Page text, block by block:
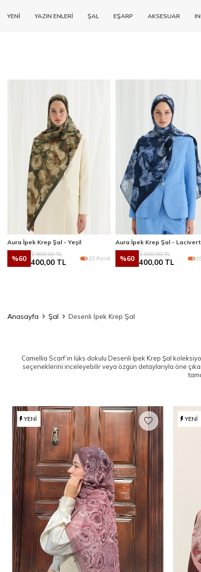
YENİ YAZIN ENLERİ ŞAL EŞARP AKSESUAR
Aura İpek Krep Şal - Yeşil
%60
1.000,00TL
400,00TL 15 Renk
Aura İpek Krep Şal - Lacivert
%60
1.000,00TL
400,00TL
Anasayfa Şal Desenli İpek Krep Şal
Camellia Scarf’ın lüks dokulu Desenli İpek Krep Şal
seçeneklerini inceleyebilir veya özgün detaylarıyla öne
YENI YENI